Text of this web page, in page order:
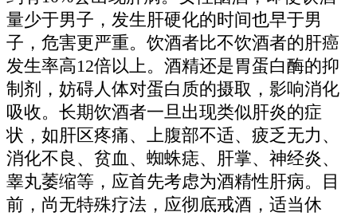
量少于男子，发生肝硬化的时间也早于男
子，危害更严重。饮酒者比不饮酒者的肝癌
发生率高12倍以上。酒精还是胃蛋白酶的抑
制剂，妨碍人体对蛋白质的摄取，影响消化
吸收。长期饮酒者一旦出现类似肝炎的症
状，如肝区疼痛、上腹部不适、疲乏无力、
消化不良、贫血、蜘蛛痣、肝掌、神经炎、
睾丸萎缩等，应首先考虑为酒精性肝病。目
前，尚无特殊疗法，应彻底戒酒，适当休